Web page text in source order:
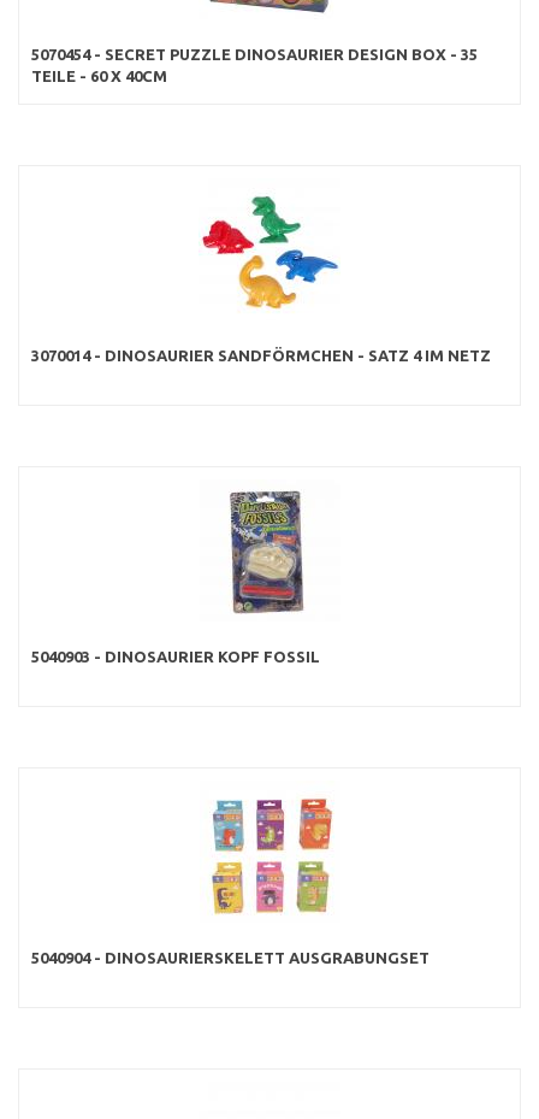
5070454 - SECRET PUZZLE DINOSAURIER DESIGN BOX - 35
TEILE - 60 X 40CM
3070014 - DINOSAURIER SANDFÖRMCHEN - SATZ 4 IM NETZ
5040903 - DINOSAURIER KOPF FOSSIL
5040904 - DINOSAURIERSKELETT AUSGRABUNGSET